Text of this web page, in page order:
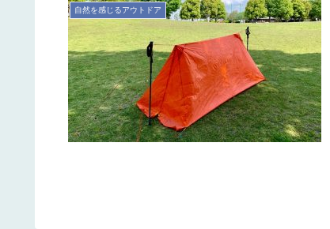
自然を感じるアウトドア